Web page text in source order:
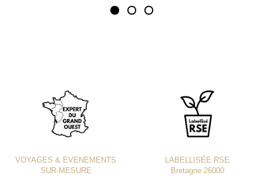
VOYAGES & EVENEMENTS
SUR-MESURE
LABELLISÉE RSE
Bretagne 26000